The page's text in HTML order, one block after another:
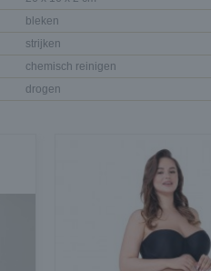
bleken
strijken
chemisch reinigen
drogen